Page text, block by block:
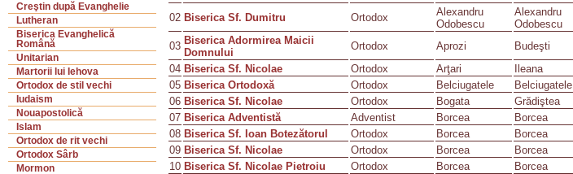
Creştin după Evanghelie
Lutheran
Biserica Evanghelică
Română
Unitarian
Martorii lui Iehova
Ortodox de stil vechi
Iudaism
Nouapostolică
Islam
Ortodox de rit vechi
Ortodox Sârb
Mormon
02 Biserica Sf. Dumitru Ortodox
Alexandru
Odobescu
Alexandru
Odobescu
03 Biserica Adormirea Maicii
Domnului
Ortodox Aprozi Budeşti
04 Biserica Sf. Nicolae Ortodox Arţari Ileana
05 Biserica Ortodoxă Ortodox Belciugatele Belciugatele
06 Biserica Sf. Nicolae Ortodox Bogata Grădiştea
07 Biserica Adventistă Adventist Borcea Borcea
08 Biserica Sf. Ioan Botezătorul Ortodox Borcea Borcea
09 Biserica Sf. Nicolae Ortodox Borcea Borcea
10 Biserica Sf. Nicolae Pietroiu Ortodox Borcea Borcea